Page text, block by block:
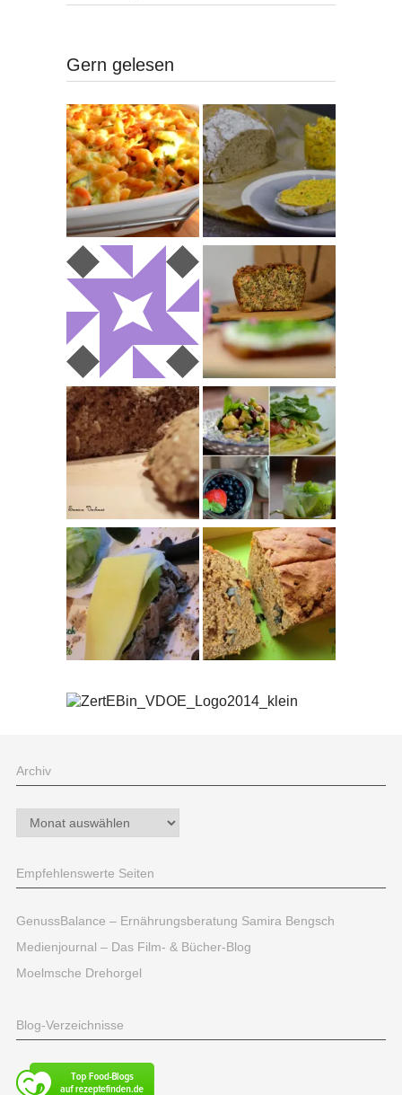
Gern gelesen
Archiv
Archiv
Empfehlenswerte Seiten
GenussBalance – Ernährungsberatung Samira Bengsch
Medienjournal – Das Film- & Bücher-Blog
Moelmsche Drehorgel
Blog-Verzeichnisse